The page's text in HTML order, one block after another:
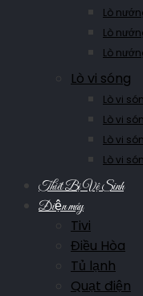
Lò
Lò
Lò
Lò vi sóng
Lò vi
Lò vi
Lò vi
Lò vi
Thiết Bị Vệ Sinh
Điện máy
Tivi
Điều Hòa
Tủ lạnh
Quạt điện